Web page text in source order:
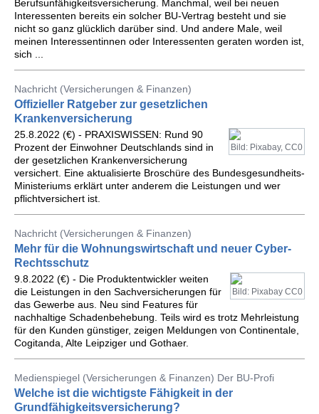
Berufsunfähigkeitsversicherung. Manchmal, weil bei neuen
Interessenten bereits ein solcher BU-Vertrag besteht und sie
nicht so ganz glücklich darüber sind. Und andere Male, weil
meinen Interessentinnen oder Interessenten geraten worden ist,
sich ...
Nachricht (Versicherungen & Finanzen)
Offizieller Ratgeber zur gesetzlichen
Krankenversicherung
Bild: Pixabay, CC0
25.8.2022 (€) - PRAXISWISSEN: Rund 90
Prozent der Einwohner Deutschlands sind in
der gesetzlichen Krankenversicherung
versichert. Eine aktualisierte Broschüre des Bundesgesundheits-
Ministeriums erklärt unter anderem die Leistungen und wer
pflichtversichert ist.
Nachricht (Versicherungen & Finanzen)
Mehr für die Wohnungswirtschaft und neuer Cyber-
Rechtsschutz
Bild: Pixabay CC0
9.8.2022 (€) - Die Produktentwickler weiten
die Leistungen in den Sachversicherungen für
das Gewerbe aus. Neu sind Features für
nachhaltige Schadenbehebung. Teils wird es trotz Mehrleistung
für den Kunden günstiger, zeigen Meldungen von Continentale,
Cogitanda, Alte Leipziger und Gothaer.
Medienspiegel (Versicherungen & Finanzen) Der BU-Profi
Welche ist die wichtigste Fähigkeit in der
Grundfähigkeitsversicherung?